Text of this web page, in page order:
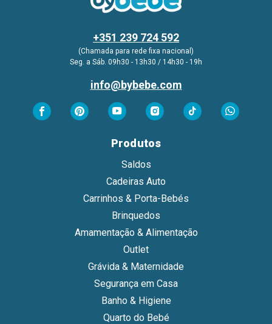
+351 239 724 592
(Chamada para rede fixa nacional)
Seg. a Sáb. 09h30 - 13h30 / 14h30 - 19h
info@bybebe.com
Produtos
Saldos
Cadeiras Auto
Carrinhos & Porta-Bebés
Brinquedos
Amamentação & Alimentação
Outlet
Grávida & Maternidade
Segurança em Casa
Banho & Higiene
Quarto do Bebé